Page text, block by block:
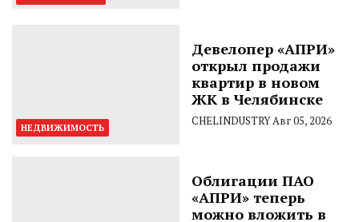
НЕДВИЖИМОСТЬ
Девелопер «АПРИ»
открыл продажи
квартир в новом
ЖК в Челябинске
CHELINDUSTRYАвг 05, 2026
Облигации ПАО
«АПРИ» теперь
можно вложить в